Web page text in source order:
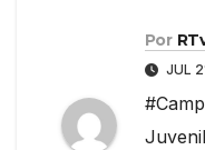
Por
JUL
Juvenil